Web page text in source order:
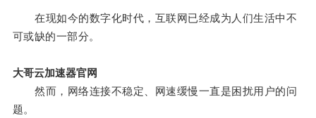
在现如今的数字化时代，互联网已经成为人们生活中不
可或缺的一部分。
大哥云加速器官网
然而，网络连接不稳定、网速缓慢一直是困扰用户的问
题。